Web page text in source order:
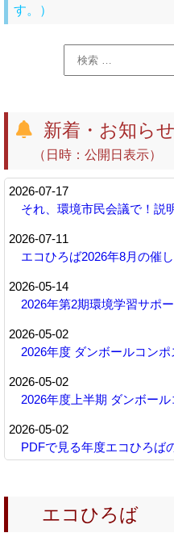
す。）
新着・お知らせ
（日時：公開日表示）
2026-07-17
それ、環境市民会議で！説
2026-07-11
エコひろば2026年8月の催し
2026-05-14
2026年第2期環境学習サポ
2026-05-02
2026年度 ダンボールコン
2026-05-02
2026年度上半期 ダンボー
2026-05-02
PDFで見る年度エコひろば
2025-11-27
エコひろば